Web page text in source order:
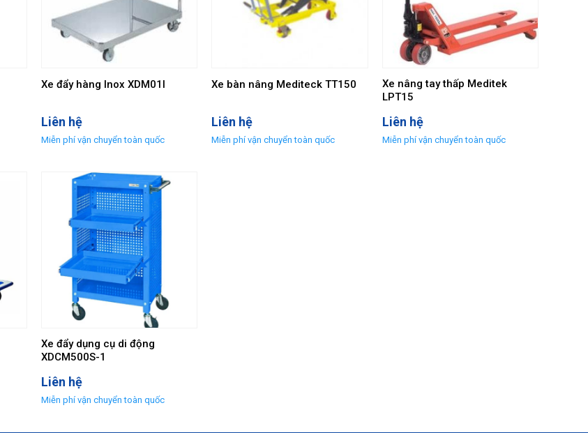
Xe đẩy hàng Inox XDM01I
Liên hệ
Xe bàn nâng Mediteck TT150
Liên hệ
Xe nâng tay thấp Meditek
LPT15
Liên hệ
Xe đẩy dụng cụ di động
XDCM500S-1
Liên hệ